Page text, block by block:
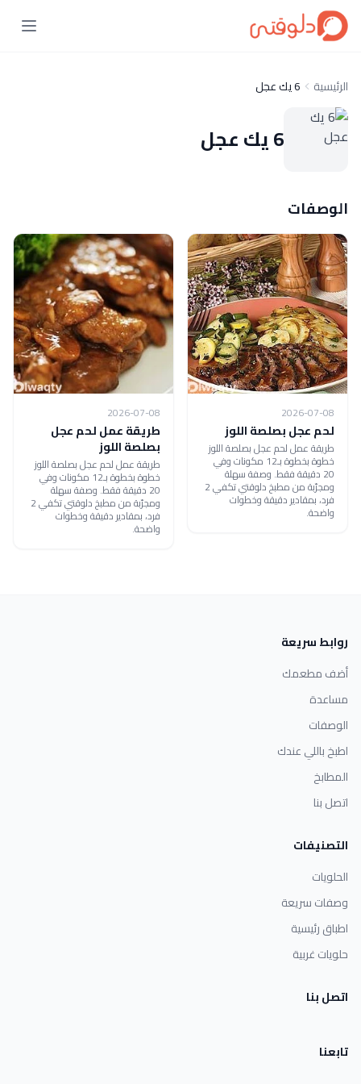
الرئيسية 6 يك عجل
6 يك عجل
الوصفات
2026-07-08
لحم عجل بصلصة اللوز
طريقة عمل لحم عجل بصلصة اللوز
خطوة بخطوة بـ12 مكونات وفي
20 دقيقة فقط. وصفة سهلة
ومجرّبة من مطبخ دلوقتي تكفي 2
فرد، بمقادير دقيقة وخطوات
واضحة.
2026-07-08
طريقة عمل لحم عجل
بصلصة اللوز
طريقة عمل لحم عجل بصلصة اللوز
خطوة بخطوة بـ12 مكونات وفي
20 دقيقة فقط. وصفة سهلة
ومجرّبة من مطبخ دلوقتي تكفي 2
فرد، بمقادير دقيقة وخطوات
واضحة.
روابط سريعة
أضف مطعمك
مساعدة
الوصفات
اطبخ باللي عندك
المطابخ
اتصل بنا
التصنيفات
الحلويات
وصفات سريعة
اطباق رئيسية
حلويات غربية
اتصل بنا
تابعنا